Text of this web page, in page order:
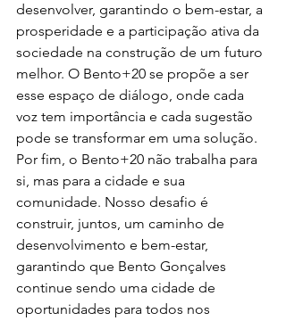
desenvolver, garantindo o bem-estar, a
prosperidade e a participação ativa da
sociedade na construção de um futuro
melhor. O Bento+20 se propõe a ser
esse espaço de diálogo, onde cada
voz tem importância e cada sugestão
pode se transformar em uma solução.
Por fim, o Bento+20 não trabalha para
si, mas para a cidade e sua
comunidade. Nosso desafio é
construir, juntos, um caminho de
desenvolvimento e bem-estar,
garantindo que Bento Gonçalves
continue sendo uma cidade de
oportunidades para todos nos